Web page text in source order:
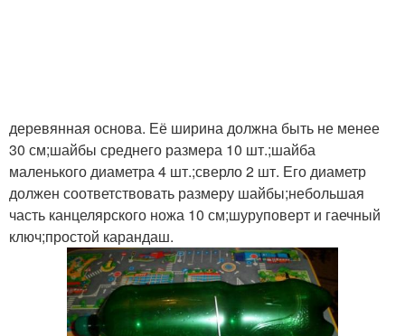
Лента из пластика Бордюрная лента
Клумба из бутылок
Бордюр из
пластиковых бутылок
деревянная основа. Её ширина должна быть не менее
30 см;шайбы среднего размера 10 шт.;шайба
маленького диаметра 4 шт.;сверло 2 шт. Его диаметр
должен соответствовать размеру шайбы;небольшая
часть канцелярского ножа 10 см;шуруповерт и гаечный
ключ;простой карандаш.